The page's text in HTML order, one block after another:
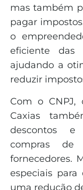
mas também
pagar
o
eficiente das
ajudando a
reduzir
Com o
Caxias
descontos e
compras
fornecedores.
especiais
uma redução